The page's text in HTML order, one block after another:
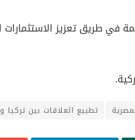
لأول مرة منذ 12 عاما مرحلة مهمة في طريق تعزيز
تطبيع العلاقات بين تركيا